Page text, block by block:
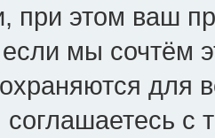
при этом ваш
если мы сочтём
для
соглашаетесь